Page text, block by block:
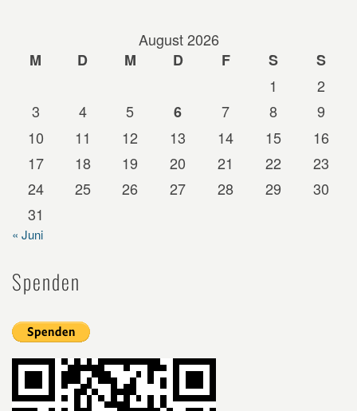
August 2026
M
D M D F S
S
1
2
3
4 5 6 7 8
9
10
11 12 13 14 15
16
17
18 19 20 21 22
23
24
25 26 27 28 29
30
31
« Juni
Spenden